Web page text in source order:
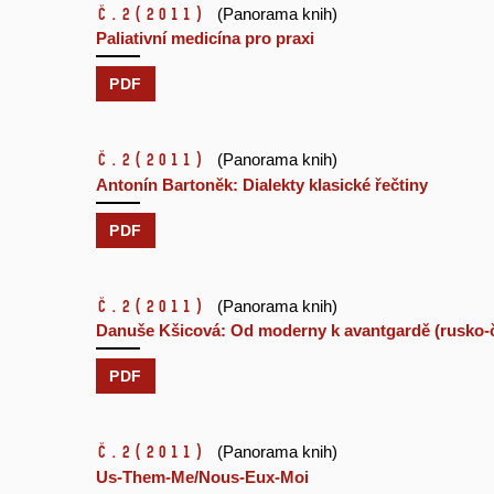
č.2 (2011)
(Panorama knih)
Paliativní medicína pro praxi
PDF
č.2 (2011)
(Panorama knih)
Antonín Bartoněk: Dialekty klasické řečtiny
PDF
č.2 (2011)
(Panorama knih)
Danuše Kšicová: Od moderny k avantgardě
PDF
č.2 (2011)
(Panorama knih)
Us-Them-Me/Nous-Eux-Moi